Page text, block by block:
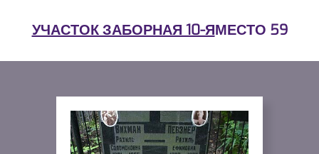
УЧАСТОК ЗАБОРНАЯ 10-ЯМЕСТО 59